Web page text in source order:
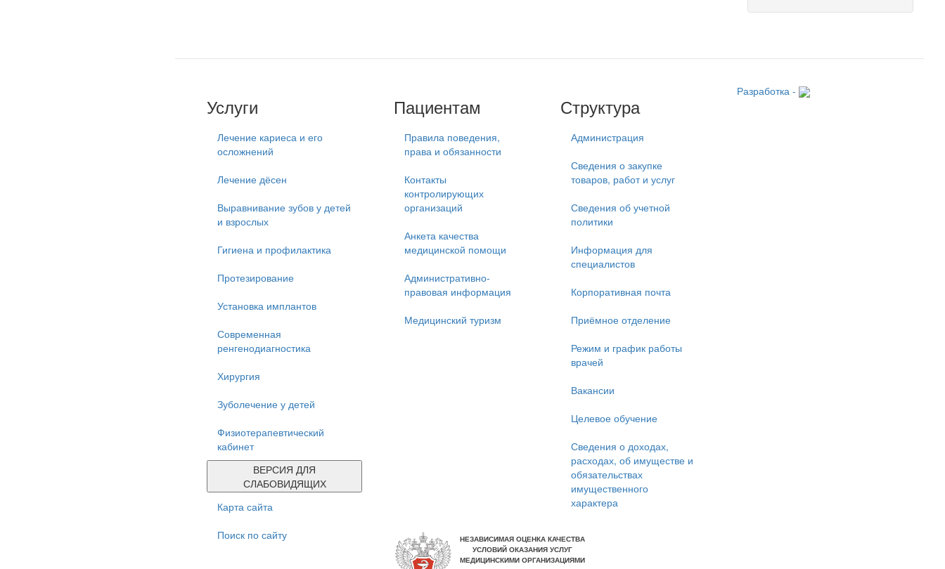
Услуги
Лечение кариеса и его
осложнений
Лечение дёсен
Выравнивание зубов у детей
и взрослых
Гигиена и профилактика
Протезирование
Установка имплантов
Современная
ренгенодиагностика
Хирургия
Зуболечение у детей
Физиотерапевтический
кабинет
ВЕРСИЯ ДЛЯ
СЛАБОВИДЯЩИХ
Карта сайта
Поиск по сайту
Пациентам
Правила поведения,
права и обязанности
Контакты
контролирующих
организаций
Анкета качества
медицинской помощи
Административно-
правовая информация
Медицинский туризм
Структура
Администрация
Сведения о закупке
товаров, работ и услуг
Сведения об учетной
политики
Информация для
специалистов
Корпоративная почта
Приёмное отделение
Режим и график работы
врачей
Вакансии
Целевое обучение
Сведения о доходах,
расходах, об имуществе и
обязательствах
имущественного
характера
Разработка -